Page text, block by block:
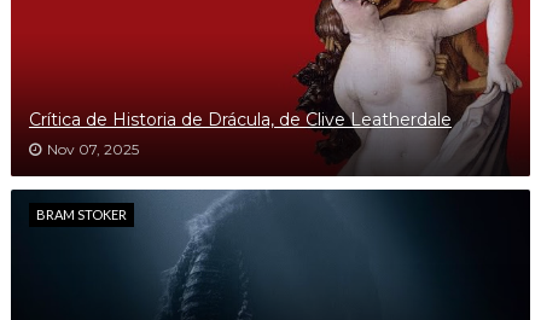
Crítica de Historia de Drácula, de Clive Leatherdale
Nov 07, 2025
BRAM STOKER